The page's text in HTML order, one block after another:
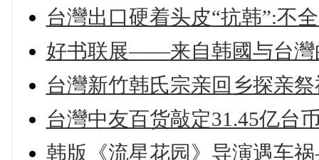
台灣出口硬着头皮“抗韩”:不
好书联展——来自韩國与台灣
台灣新竹韩氏宗亲回乡探亲祭
台灣中友百货敲定31.45亿台
韩版《流星花园》导演遇车